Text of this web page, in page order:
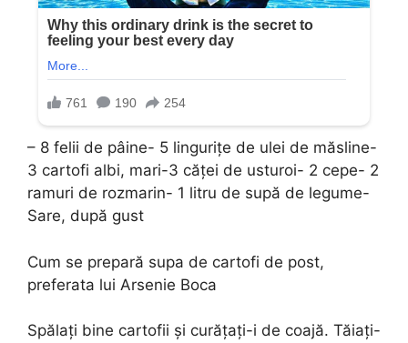
– 8 felii de pâine- 5 lingurițe de ulei de măsline-
3 cartofi albi, mari-3 căței de usturoi- 2 cepe- 2
ramuri de rozmarin- 1 litru de supă de legume-
Sare, după gust
Cum se prepară supa de cartofi de post,
preferata lui Arsenie Boca
Spălați bine cartofii și curățați-i de coajă. Tăiați-